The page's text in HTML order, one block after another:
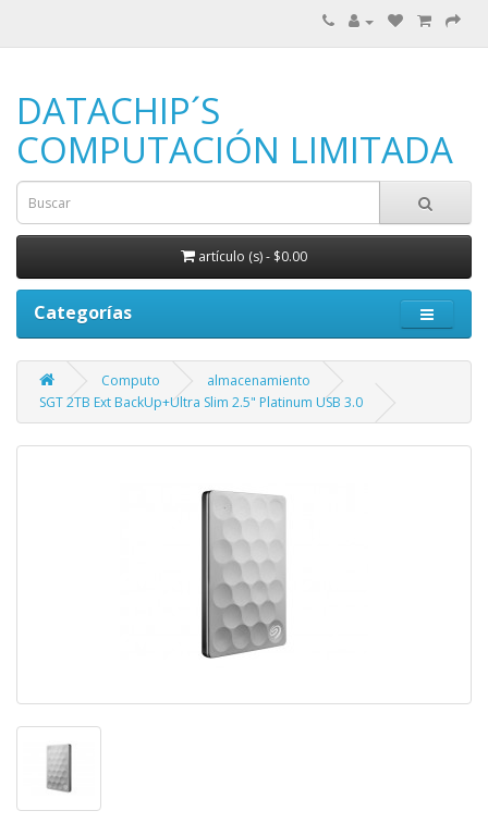
DATACHIP´S
COMPUTACIÓN LIMITADA
artículo (s) - $0.00
Categorías
Computo
almacenamiento
SGT 2TB Ext BackUp+Ultra Slim 2.5" Platinum USB 3.0